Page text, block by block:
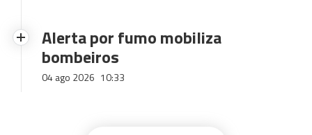
Alerta por fumo mobiliza
bombeiros
04 ago 2026 10:33